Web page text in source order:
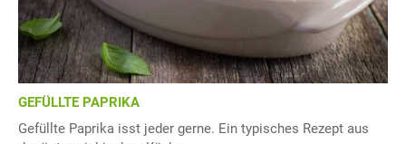
GEFÜLLTE PAPRIKA
Gefüllte Paprika isst jeder gerne. Ein typisches Rezept aus